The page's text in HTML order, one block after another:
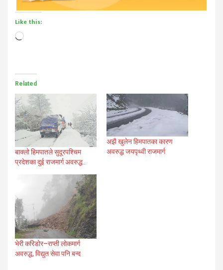
Like this:
Loading…
Related
बाक्लो हिमपातले सुदूरपश्चिम
प्रदेशका दुई राजमार्ग अवरुद्ध..
अझै खुलेन हिमपातका कारण
अवरुद्ध जयपृथ्वी राजमार्ग
भेरी करिडोर–राप्ती लोकमार्ग
अवरुद्ध, विद्युत सेवा पनि बन्द